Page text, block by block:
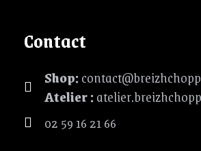
Contact
Shop:
Atelier :
02 59 16 21 66